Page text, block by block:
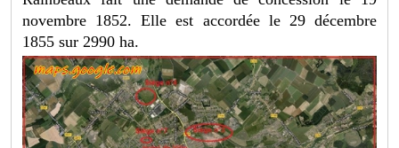
novembre 1852. Elle est accordée le 29 décembre
1855 sur 2990 ha.